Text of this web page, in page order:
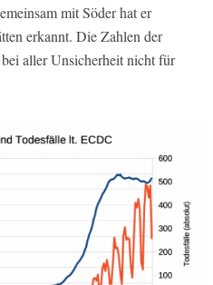
mit Söder hat er
erkannt. Die Zahlen der
aller Unsicherheit nicht für